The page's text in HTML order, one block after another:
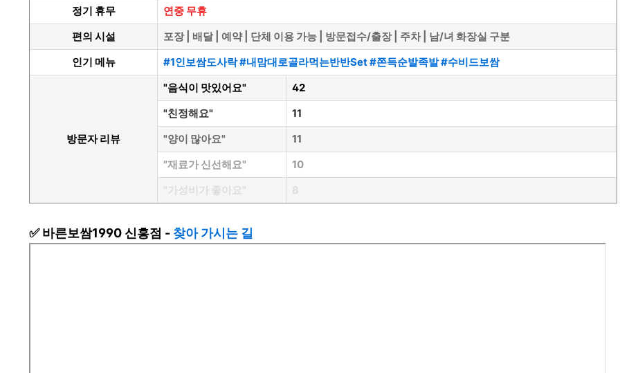
정기 휴무
연중 무휴
편의 시설
포장 | 배달 | 예약 | 단체 이용 가능 | 방문접수/출장 | 주차 | 남/녀 화장실 구분
인기 메뉴
#1인보쌈도사락 #내맘대로골라먹는반반Set #쫀득순발족발 #수비드보쌈
방문자 리뷰
"음식이 맛있어요"
42
"친정해요"
11
"양이 많아요"
11
"재료가 신선해요"
10
"가성비가 좋아요"
8
✅ 바른보쌈1990 신흥점 - 찾아 가시는 길